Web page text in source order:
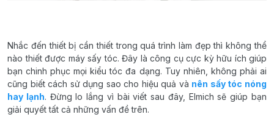
Nhắc đến thiết bị cần thiết trong quá trình làm đẹp thì không thể
nào thiết được máy sấy tóc. Đây là công cụ cực kỳ hữu ích giúp
bạn chinh phục mọi kiểu tóc đa dạng. Tuy nhiên, không phải ai
cũng biết cách sử dụng sao cho hiệu quả và nên sấy tóc nóng
hay lạnh. Đừng lo lắng vì bài viết sau đây, Elmich sẽ giúp bạn
giải quyết tất cả những vấn đề trên.